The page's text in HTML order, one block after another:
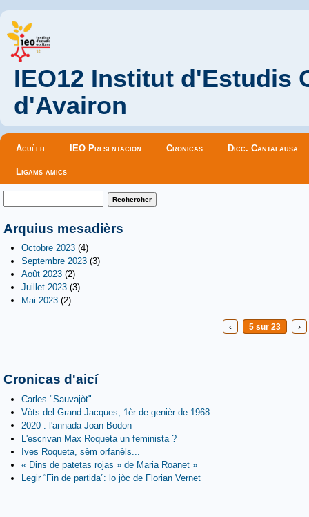
IEO12 Institut d'Estudis
d'Avairon
Menu principal
Acuèlh IEO Presentacion Cronicas Dicc. Cantalausa
Ligams amics
Formulaire de recherche
Arquius mesadièrs
Octobre 2023 (4)
Septembre 2023 (3)
Août 2023 (2)
Juillet 2023 (3)
Mai 2023 (2)
‹ 5 sur 23 ›
Cronicas d'aicí
Carles "Sauvajòt"
Vòts del Grand Jacques, 1èr de genièr de 1968
2020 : l'annada Joan Bodon
L'escrivan Max Roqueta un feminista ?
Ives Roqueta, sèm orfanèls...
« Dins de patetas rojas » de Maria Roanet »
Legir “Fin de partida”: lo jòc de Florian Vernet